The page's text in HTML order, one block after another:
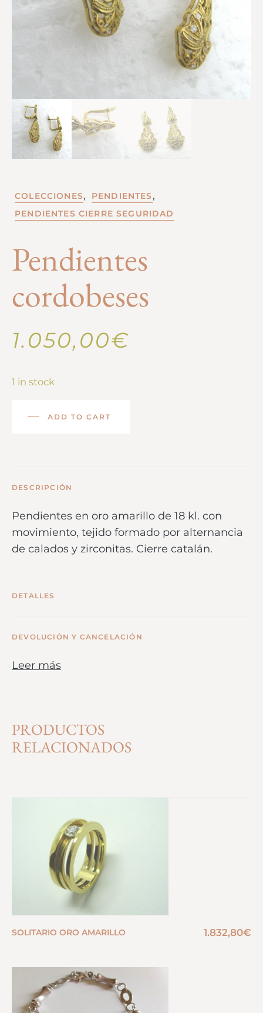
COLECCIONES, PENDIENTES,
PENDIENTES CIERRE SEGURIDAD
Pendientes
cordobeses
1.050,00€
1 in stock
ADD TO CART
DESCRIPCIÓN
Pendientes en oro amarillo de 18 kl. con
movimiento, tejido formado por alternancia
de calados y zirconitas. Cierre catalán.
DETALLES
DEVOLUCIÓN Y CANCELACIÓN
Leer más
PRODUCTOS
RELACIONADOS
SOLITARIO ORO AMARILLO 1.832,80€